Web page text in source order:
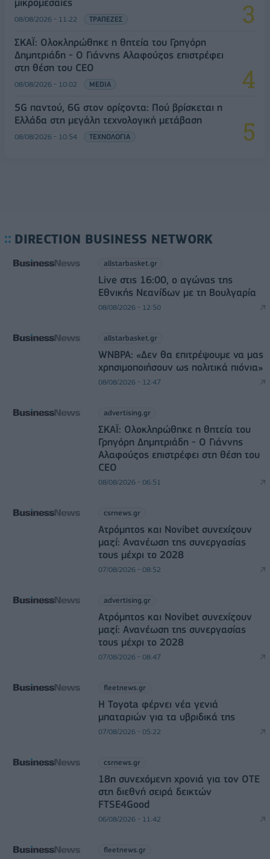
08/08/2026 - 11:22 ΤΡΑΠΕΖΕΣ
ΣΚΑΪ: Ολοκληρώθηκε η θητεία του Γρηγόρη
Δημητριάδη - Ο Γιάννης Αλαφούζος επιστρέφει
στη θέση του CEO
08/08/2026 - 10:02 MEDIA
5G παντού, 6G στον ορίζοντα: Πού βρίσκεται η
Ελλάδα στη μεγάλη τεχνολογική μετάβαση
08/08/2026 - 10:54 ΤΕΧΝΟΛΟΓΙΑ
DIRECTION BUSINESS NETWORK
allstarbasket.gr
Live στις 16:00, ο αγώνας της
Εθνικής Νεανίδων με τη Βουλγαρία
08/08/2026 - 12:50
allstarbasket.gr
WNBPA: «Δεν θα επιτρέψουμε να μας
χρησιμοποιήσουν ως πολιτικά πιόνια»
08/08/2026 - 12:47
advertising.gr
ΣΚΑΪ: Ολοκληρώθηκε η θητεία του
Γρηγόρη Δημητριάδη - Ο Γιάννης
Αλαφούζος επιστρέφει στη θέση του
CEO
08/08/2026 - 06:51
csrnews.gr
Ατρόμητος και Novibet συνεχίζουν
μαζί: Ανανέωση της συνεργασίας
τους μέχρι το 2028
07/08/2026 - 08:52
advertising.gr
Ατρόμητος και Novibet συνεχίζουν
μαζί: Ανανέωση της συνεργασίας
τους μέχρι το 2028
07/08/2026 - 08:47
fleetnews.gr
Η Toyota φέρνει νέα γενιά
μπαταριών για τα υβριδικά της
07/08/2026 - 05:22
csrnews.gr
18η συνεχόμενη χρονιά για τον ΟΤΕ
στη διεθνή σειρά δεικτών
FTSE4Good
06/08/2026 - 11:42
fleetnews.gr